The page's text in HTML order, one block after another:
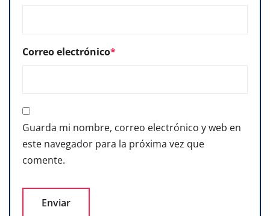
Correo electrónico*
Guarda mi nombre, correo electrónico y web en
este navegador para la próxima vez que
comente.